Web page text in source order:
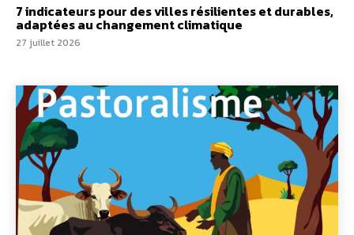
7 indicateurs pour des villes résilientes et durables,
adaptées au changement climatique
27 juillet 2026